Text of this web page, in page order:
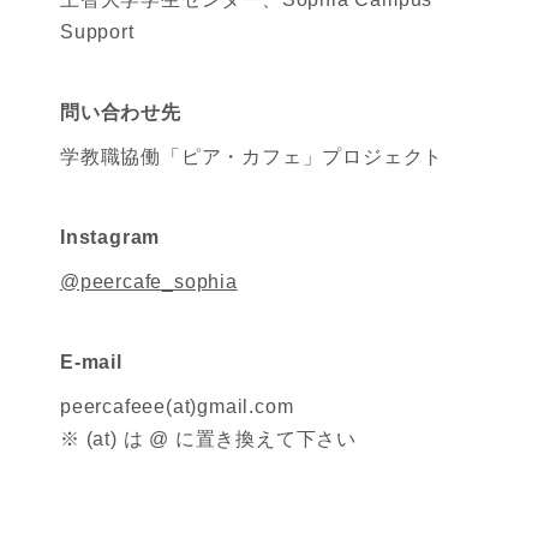
Support
問い合わせ先
学教職協働「ピア・カフェ」プロジェクト
Instagram
@peercafe_sophia
E-mail
peercafeee(at)gmail.com
※ (at) は @ に置き換えて下さい